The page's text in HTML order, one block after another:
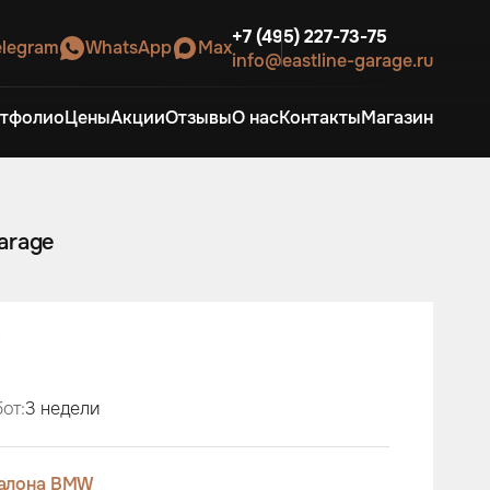
WhatsApp Max+7 (495) 227-73-75
info@eastline-garage.ru
ЦеныАкцииОтзывыО насКонтактыМагазин
3 недели
BMW